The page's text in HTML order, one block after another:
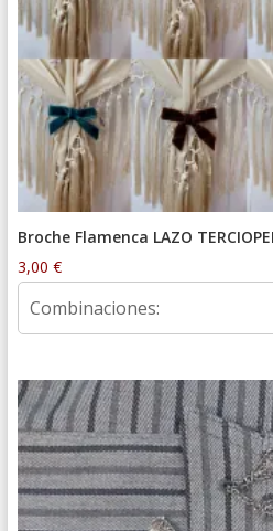
Broche Flamenca LAZO
3,00 €
Combinaciones: